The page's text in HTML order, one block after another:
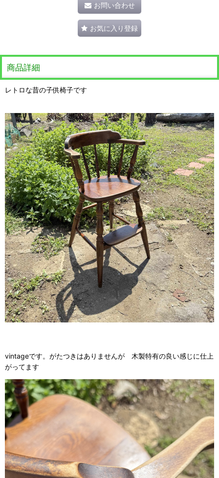
お問い合わせ
お気に入り登録
商品詳細
レトロな昔の子供椅子です
vintageです。がたつきはありませんが 木製特有の良い感じに仕上
がってます